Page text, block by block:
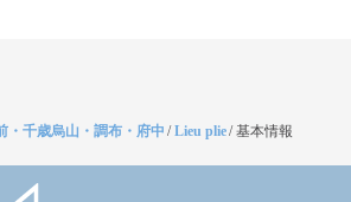
・千歳烏山・調布・府中 /Lieu plie/基本情報